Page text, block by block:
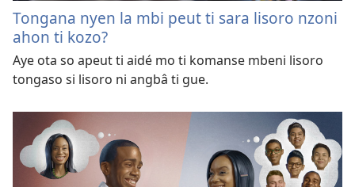
Tongana nyen la mbi peut ti sara lisoro nzoni
ahon ti kozo?
Aye ota so apeut ti aidé mo ti komanse mbeni lisoro
tongaso si lisoro ni angbâ ti gue.